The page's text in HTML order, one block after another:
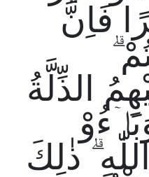
فَاِنَّ
الذِّلَّةُ
ذٰلِكَ